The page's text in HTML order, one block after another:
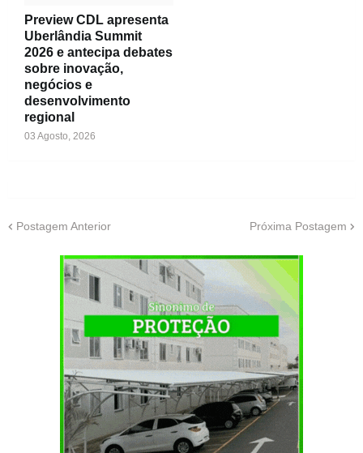
Preview CDL apresenta
Uberlândia Summit
2026 e antecipa debates
sobre inovação,
negócios e
desenvolvimento
regional
03 Agosto, 2026
Postagem Anterior Próxima Postagem